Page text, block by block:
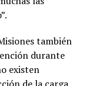
también
durante
existen